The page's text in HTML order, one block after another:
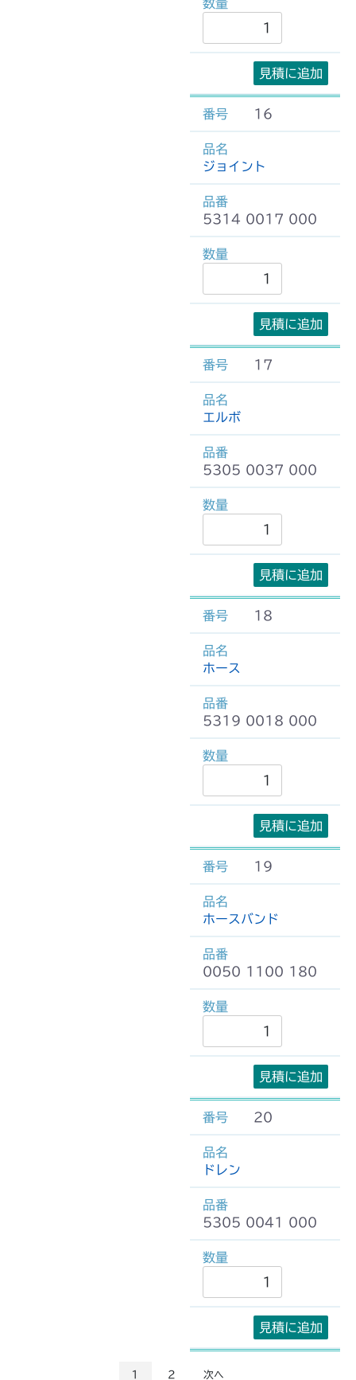
見積に追加
16
ジョイント
5314 0017 000
見積に追加
17
エルボ
5305 0037 000
見積に追加
18
ホース
5319 0018 000
見積に追加
19
ホースバンド
0050 1100 180
見積に追加
20
ドレン
5305 0041 000
見積に追加
1 2 次へ